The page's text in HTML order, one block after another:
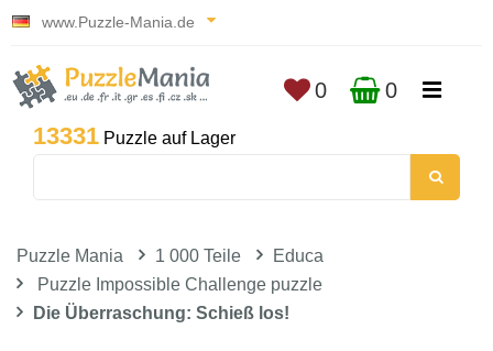
www.Puzzle-Mania.de
13331 Puzzle auf Lager
0 0
Puzzle Mania 1 000 Teile
Educa
Puzzle Impossible Challenge puzzle
Die Überraschung: Schieß los!